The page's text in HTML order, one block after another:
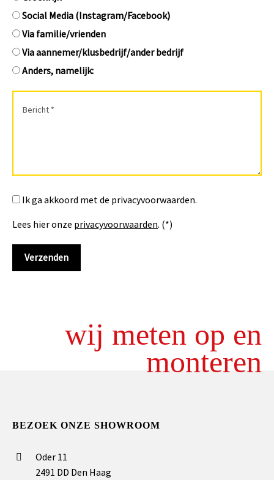
Social Media (Instagram/Facebook)
Via familie/vrienden
Via aannemer/klusbedrijf/ander bedrijf
Anders, namelijk:
Ik ga akkoord met de privacyvoorwaarden.
Lees hier onze privacyvoorwaarden. (*)
wij meten op en
monteren
BEZOEK ONZE SHOWROOM
Oder 11
2491 DD Den Haag